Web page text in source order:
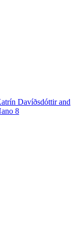
Davíðsdóttir and
8